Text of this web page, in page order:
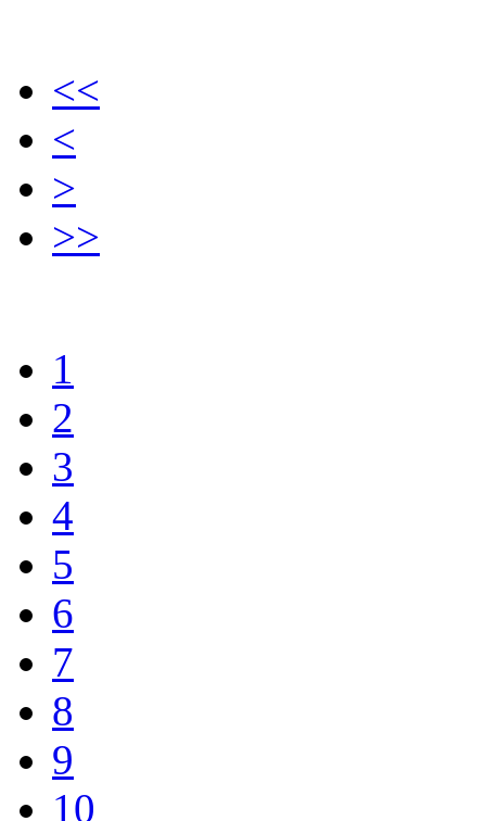
<<
<
>
>>
1
2
3
4
5
6
7
8
9
10